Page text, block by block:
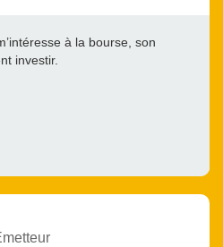
à la bourse, son
investir.